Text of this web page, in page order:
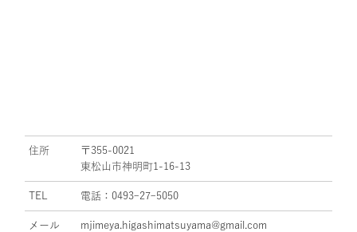
住所
〒355-0021
東松山市神明町1-16-13
TEL 電話：0493ｰ27ｰ5050
メール mjimeya.higashimatsuyama@gmail.com